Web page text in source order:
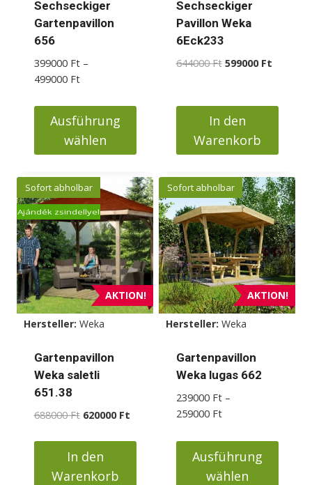
Produktseite
gewählt
werden
Sechseckiger
Gartenpavillon
656
399000 Ft –
499000 FtPreisspanne:
bis
499000 Ft
Ausführung
wählen
Produkt
weist
mehrere
Varianten
auf.
Die
Optionen
können
auf
der
Produktseite
gewählt
werden
Sechseckiger
Pavillon Weka
6Eck233
644000Ft Ursprünglicher
644000 Ft
599000 FtAktueller
599000
In den
Warenkorb
Ajándék zsindellyel
AKTION!
Sofort abholbar
Hersteller: Weka
Gartenpavillon
Weka saletli
651.38
688000Ft Ursprünglicher
war:
688000 Ft
620000 FtAktueller
ist:
In den
Warenkorb
AKTION!
Sofort abholbar
Hersteller: Weka
Gartenpavillon
Weka lugas 662
239000 Ft –
259000 FtPreisspanne:
bis
259000 Ft
Ausführung
wählen